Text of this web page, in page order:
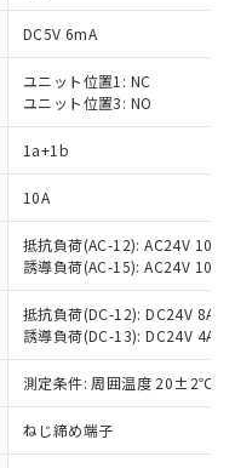
DC5V 6mA
ユニット位置1: NC
ユニット位置3: NO
1a+1b
10A
抵抗負荷(AC-12): AC24V 10A/
誘導負荷(AC-15): AC24V
抵抗負荷(DC-12): DC24V 8A/
誘導負荷(DC-13): DC24V 4A/
測定条件: 周囲温度 20±2℃、
ねじ締め端子
（10物質）の
可能な商品で